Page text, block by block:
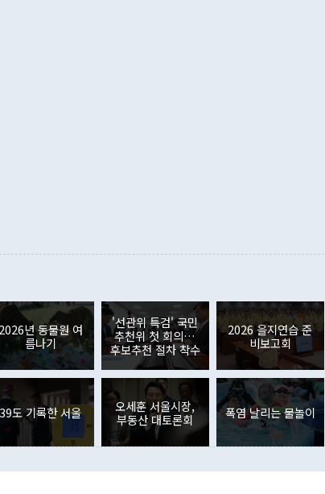
다. 또 "현 시점에서 흘러간 선(先)비핵화만 되뇌는 것은
동력을 확보하기 위해 최선을 다할 것"이라고 말했다. 하
로 하는 게 과연 한반도의 평화와 안정에 플러스냐, 결론적
사후 브리핑에서 정 장관이 언급한 '4자 회담'에 대해 "이상
블라디보스토크에서 열리는 '동방경제포럼(EEF)'을 언급하
서 (참석을) 검토하고 있다"고 발언한 데 대해서도 조 장관
부의 몫"이라며 "아직 거기까지 진도가 나가지 않았다"고
이 이날 소개한 대북 구상과 설명은 정부 내 조율을 거치지
서 문제가 있다. 특히 주적 표현 대체와 국호 사용, 9·19 군
자회담 추진 등은 통일부 장관이 결정할 사안이 아니어서 월
나오고 있다. 이 대통령은 정 장관의 업무보고를 듣고 난
고에 발표했다고 승인난 건 아니다"라고 재차 확인했다. 정
은 "정 장관의 발언 내용은 대부분 국가안전보장회의(NSC)
사안이 아닌 정 장관의 개인적 생각에 가깝다"며 "안보 관
정부의 공식 정책이 아닌 사안을 추진하겠다고 업무보고를
면전에서 '국군통수권자가 나서야 한다'고 주장한 것은 심각
음으로 1000억달러를 넘어섰다. 상품수입은 644억8000만
고 컴퓨터·주변기기(SSD)는 282.7% 증가했다. IT 품목
늘었으며 비IT 품목도 ▲석유제품(47.5%) ▲화공품
재산권사용료수지는 전월 흑자에서 4억4000만달러 적자
원소득수지는 배당소득을 중심으로 32억7000만달러 흑자
늘어난 데다 전월 분기배당에 따른 기저효과로 배당지급이
억9000만달러)을 넘어선 것이다. 직접투자에서는 내국
가 80억1000만달러, 외국인의 국내투자가 46억3000만달러
증권투자에서는 외국인의 국내 주식 매도세가 이어졌다. 외
식 투자는 차익실현 매도 등의 영향으로 316억1000만달러
310억5000만달러)에 이어 역대 최대 순매도 기록을 다시
인의 국내 채권투자는 세계국채지수(WGBI) 자금 유입에도
래 영향으로 증가 폭이 줄어든 52억9000만달러를 기록했
외 증권투자는 주식을 중심으로 35억6000만달러 증가했
2026년 동물원 여
름나기
'선관위 특검' 국민
추천위 첫 회의…
후보추천 절차 착수
2026 을지연습 준
비보고회
39도 기록한 서울
오세훈 서울시장,
부동산 대토론회
폭염 날리는 물놀이